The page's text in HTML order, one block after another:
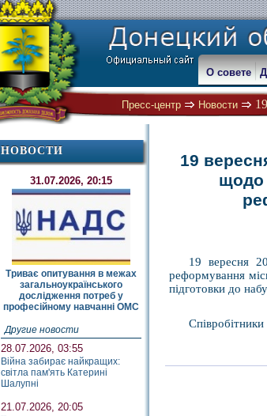
Пресс-центр Новости
О совете
НОВОСТИ
31.07.2026, 20:15
Триває опитування в межах
загальноукраїнського
дослідження потреб у
професійному навчанні ОМС
Другие новости
28.07.2026, 03:55
Війна забирає найкращих:
світла пам'ять Катерині
Шалупні
21.07.2026, 20:05
19
щодо
19 вересня
реформування
підготовки до